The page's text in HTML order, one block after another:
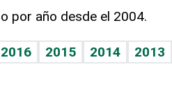
por año desde el 2004.
2016 2015 2014 2013